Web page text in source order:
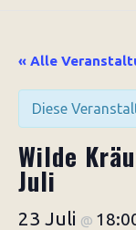
« Alle
Diese
Wilde
Juli
23 Juli @